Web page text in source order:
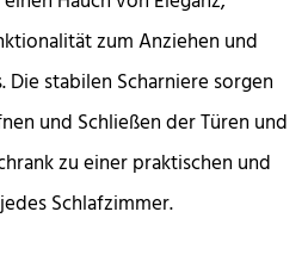
zum Anziehen und
stabilen Scharniere sorgen
und Schließen der Türen und
zu einer praktischen und
Schlafzimmer.